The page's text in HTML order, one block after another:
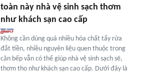
toàn này nhà vệ sinh sạch thơm
như khách sạn cao cấp
Không cần dùng quá nhiều hóa chất tẩy rửa
đắt tiền, nhiều nguyên liệu quen thuộc trong
căn bếp vẫn có thể giúp nhà vệ sinh sạch sẽ,
thơm tho như khách sạn cao cấp. Dưới đây là